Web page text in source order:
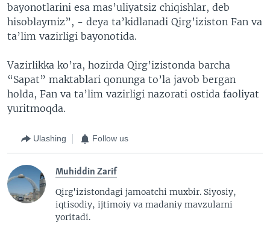
bayonotlarini esa mas’uliyatsiz chiqishlar, deb
hisoblaymiz”, - deya ta’kidlanadi Qirg’iziston Fan va
ta’lim vazirligi bayonotida.
Vazirlikka ko’ra, hozirda Qirg’izistonda barcha
“Sapat” maktablari qonunga to’la javob bergan
holda, Fan va ta’lim vazirligi nazorati ostida faoliyat
yuritmoqda.
Ulashing Follow us
Muhiddin Zarif
Qirg'izistondagi jamoatchi muxbir. Siyosiy,
iqtisodiy, ijtimoiy va madaniy mavzularni
yoritadi.